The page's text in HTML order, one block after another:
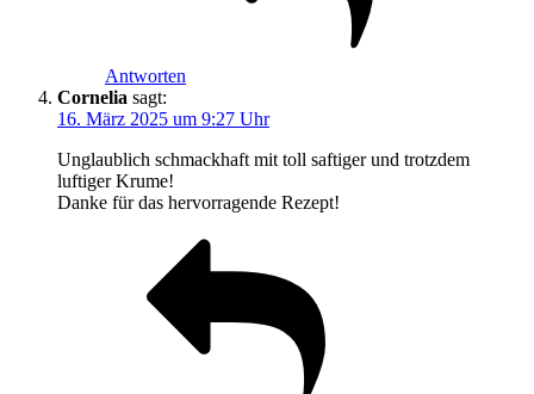
Antworten
Cornelia sagt:
16. März 2025 um 9:27 Uhr
Unglaublich schmackhaft mit toll saftiger und trotzdem
luftiger Krume!
Danke für das hervorragende Rezept!